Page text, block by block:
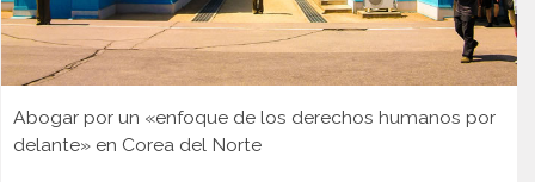
Abogar por un «enfoque de los derechos humanos por
delante» en Corea del Norte